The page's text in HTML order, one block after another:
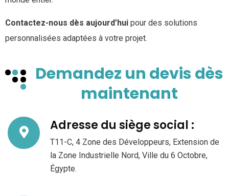
Contactez-nous dès aujourd’hui pour des solutions
personnalisées adaptées à votre projet.
Demandez un devis dès
maintenant
Adresse du siège social :
T11-C, 4 Zone des Développeurs, Extension de
la Zone Industrielle Nord, Ville du 6 Octobre,
Égypte.